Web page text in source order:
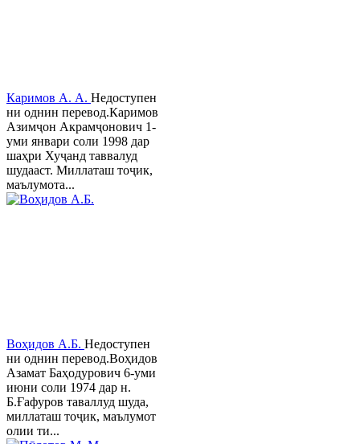
Каримов А. А. Недоступен
ни однин перевод.Каримов
Азимҷон Акрамҷонович 1-
уми январи соли 1998 дар
шаҳри Хуҷанд таввалуд
шудааст. Миллаташ тоҷик,
маълумота...
Воҳидов А.Б. Недоступен
ни однин перевод.Воҳидов
Азамат Баҳодурович 6-уми
июни соли 1974 дар н.
Б.Ғафуров таваллуд шуда,
миллаташ тоҷик, маълумот
олии ти...